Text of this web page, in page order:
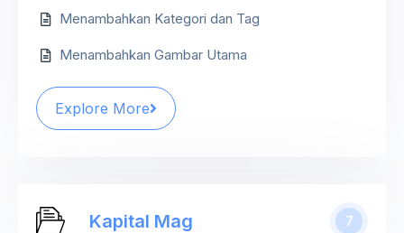
Menambahkan Kategori dan Tag
Menambahkan Gambar Utama
Explore More
Kapital Mag 7